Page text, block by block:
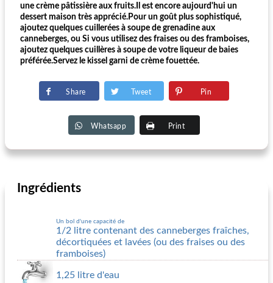
une crème pâtissière aux fruits.Il est encore aujourd'hui un
dessert maison très apprécié.Pour un goût plus sophistiqué,
ajoutez quelques cuillerées à soupe de grenadine aux
canneberges, ou Si vous utilisez des fraises ou des framboises,
ajoutez quelques cuillères à soupe de votre liqueur de baies
préférée.Servez le kissel garni de crème fouettée.
Share Tweet Pin
Whatsapp Print
Ingrédients
Un bol d'une capacité de
1/2 litre contenant des canneberges fraîches,
décortiquées et lavées (ou des fraises ou des
framboises)
1,25 litre d'eau